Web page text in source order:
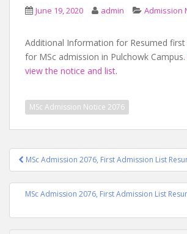
June 19, 2020 admin Admission
Additional Information for Resumed
for MSc admission in Pulchowk Campus.
view the notice and list.
MSc Admission Notice 2076
Post
navigation
MSc Admission 2076, First Admission List
MSc Admission 2076, First Admission List